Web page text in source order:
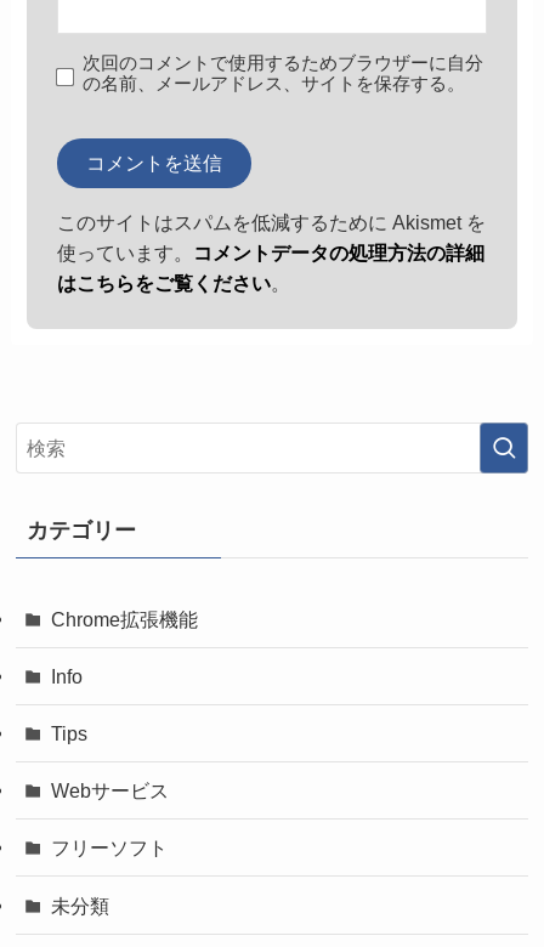
次回のコメントで使用するためブラウザーに自分
の名前、メールアドレス、サイトを保存する。
このサイトはスパムを低減するために Akismet を
使っています。
コメントデータの処理方法の詳細
はこちらをご覧ください。
カテゴリー
Chrome拡張機能
Info
Tips
Webサービス
フリーソフト
未分類